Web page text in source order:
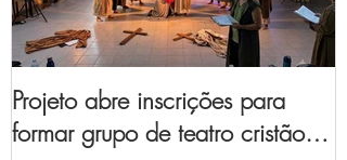
Projeto abre inscrições para
formar grupo de teatro cristão